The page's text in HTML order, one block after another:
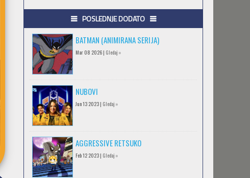
POSLEDNJE DODATO
BATMAN (ANIMIRANA SERIJA)
Mar 08 2026 | Gledaj »
NUBOVI
Jun 13 2023 | Gledaj »
AGGRESSIVE RETSUKO
Feb 12 2023 | Gledaj »